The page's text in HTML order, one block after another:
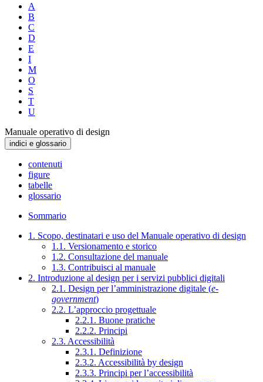
A
B
C
D
E
I
M
O
S
T
U
Manuale operativo di design
indici e glossario
contenuti
figure
tabelle
glossario
Sommario
1. Scopo, destinatari e uso del Manuale operativo di design
1.1. Versionamento e storico
1.2. Consultazione del manuale
1.3. Contribuisci al manuale
2. Introduzione al design per i servizi pubblici digitali
2.1. Design per l’amministrazione digitale (e-
government)
2.2. L’approccio progettuale
2.2.1. Buone pratiche
2.2.2. Principi
2.3. Accessibilità
2.3.1. Definizione
2.3.2. Accessibilità by design
2.3.3. Principi per l’accessibilità